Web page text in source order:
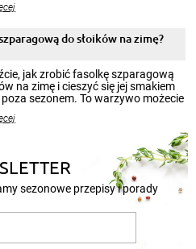
by cieszyć nimi oko w sezonie
atmosferę cieplejszych
Przygotowanie słoików ze
które pozwolą zachować świeżość
do słoików na zimę?
jak zrobić fasolkę szparagową
na zimę i cieszyć się jej smakiem
sezonem. To warzywo możecie
sezonowe przepisy i porady